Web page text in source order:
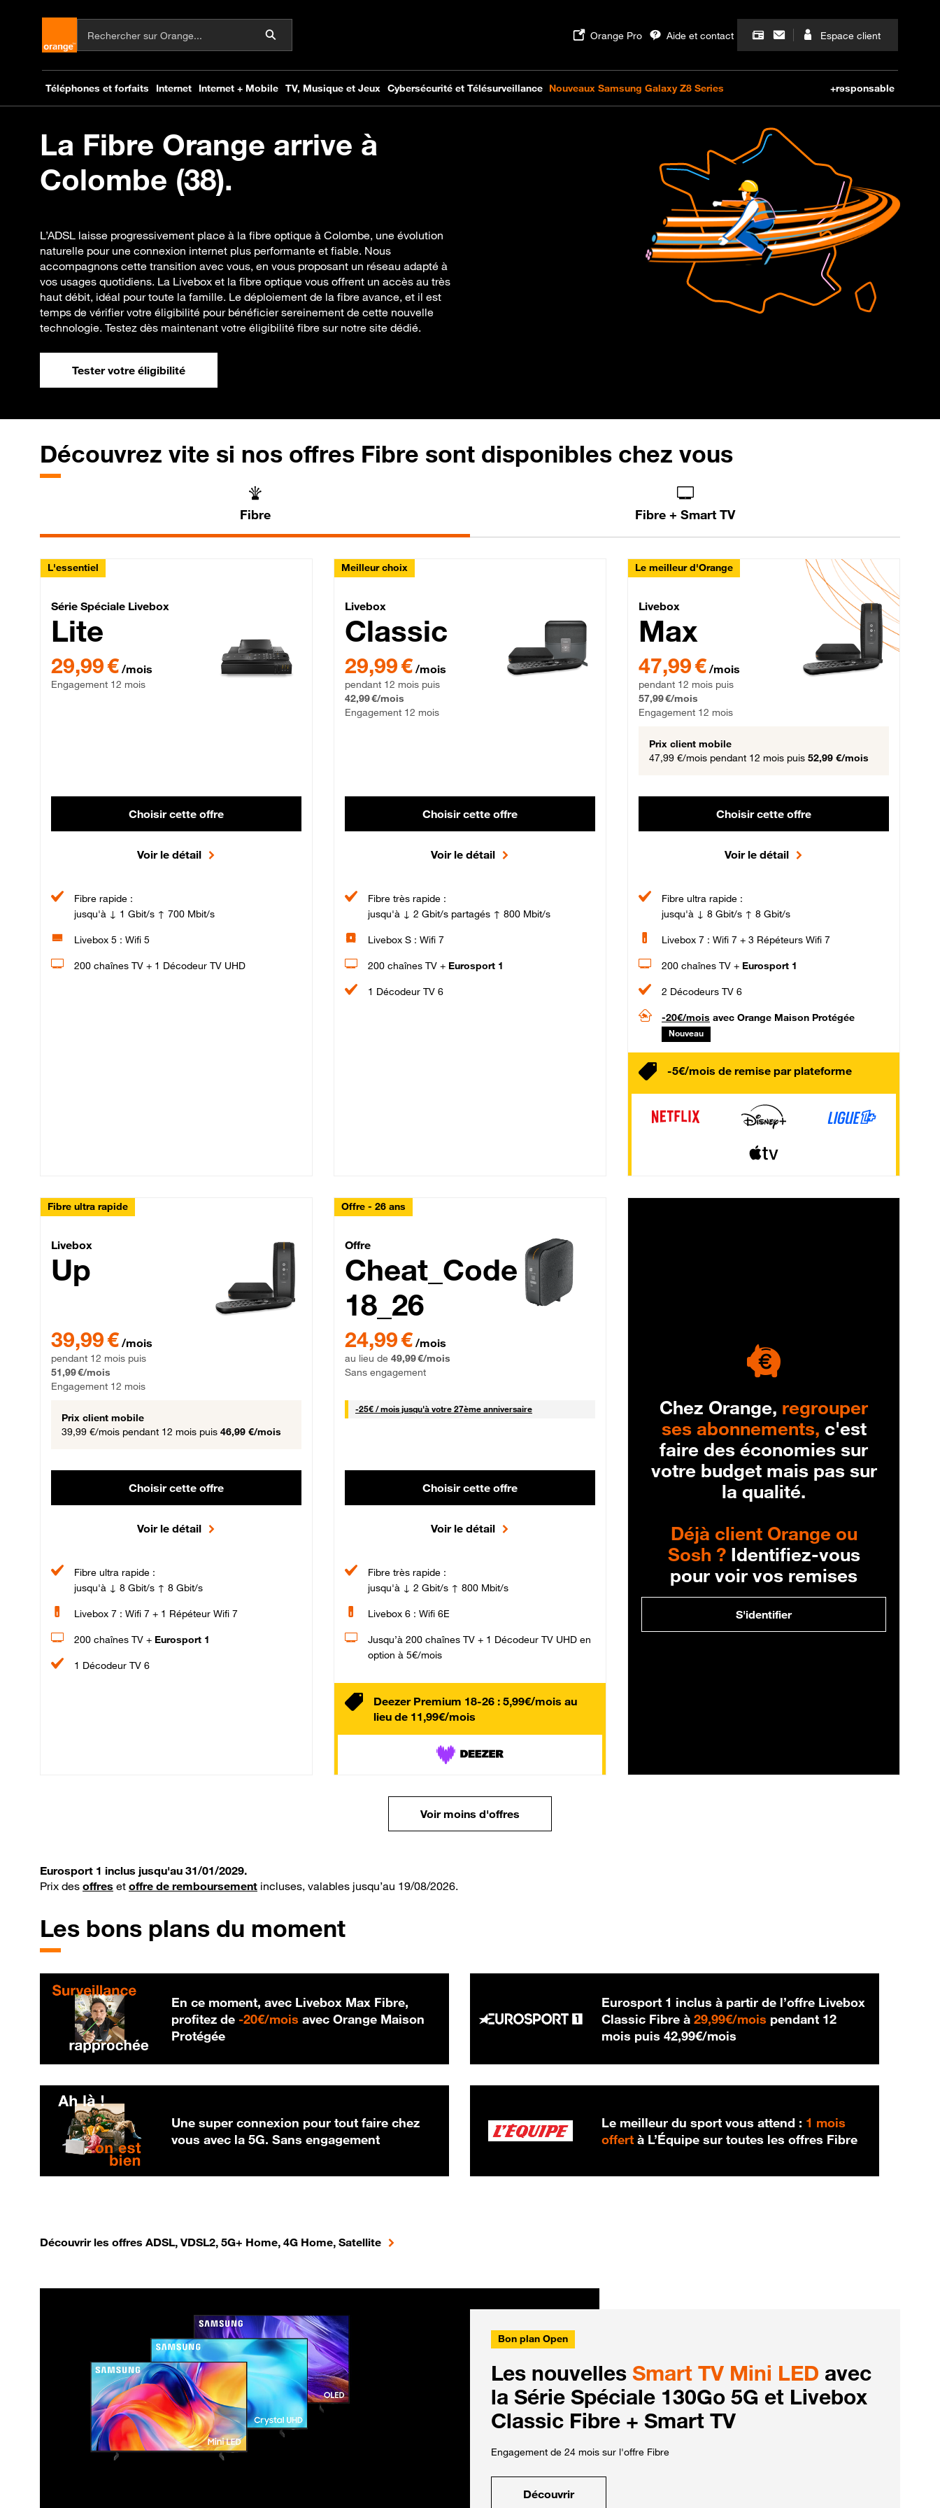
La Fibre Orange arrive à
Colombe (38).
L’ADSL laisse progressivement place à la fibre optique à Colombe, une évolution
naturelle pour une connexion internet plus performante et fiable. Nous
accompagnons cette transition avec vous, en vous proposant un réseau adapté à
vos usages quotidiens. La Livebox et la fibre optique vous offrent un accès au très
haut débit, idéal pour toute la famille. Le déploiement de la fibre avance, et il est
temps de vérifier votre éligibilité pour bénéficier sereinement de cette nouvelle
technologie. Testez dès maintenant votre éligibilité fibre sur notre site dédié.
Tester votre éligibilité
Découvrez vite si nos offres Fibre sont disponibles chez vous
Fibre Fibre + Smart TV
L'essentiel
Série Spéciale Livebox Lite Fibre
Série Spéciale Livebox
Lite
29,99 € par mois , Engagement 12 mois
29,99 € /mois
Engagement 12 mois
Choisir cette offre
Voir le détail
Fibre rapide :
jusqu'à ↓ 1 Gbit/s ↑ 700 Mbit/s
Livebox 5 : Wifi 5
200 chaînes TV + 1 Décodeur TV UHD
Meilleur choix
Livebox Classic Fibre
Livebox
Classic
29,99 € par mois pendant 12 mois puis 42,99 € par mois, Engagement 12 mois
29,99 € /mois
pendant 12 mois puis
42,99 €/mois
Engagement 12 mois
Choisir cette offre
Voir le détail
Fibre très rapide :
jusqu'à ↓ 2 Gbit/s partagés ↑ 800 Mbit/s
Livebox S : Wifi 7
200 chaînes TV + Eurosport 1
1 Décodeur TV 6
Le meilleur d'Orange
Livebox Max Fibre
Livebox
Max
47,99 € par mois pendant 12 mois puis 57,99 € par mois,
47,99 € /mois
pendant 12 mois puis
57,99 €/mois
Engagement 12 mois
Prix client mobile
47,99 €/mois pendant 12 mois puis 52,99 €/mois
Choisir cette offre
Voir le détail
Fibre ultra rapide :
jusqu'à ↓ 8 Gbit/s ↑ 8 Gbit/s
Livebox 7 : Wifi 7 + 3 Répéteurs Wifi 7
200 chaînes TV + Eurosport 1
2 Décodeurs TV 6
-20€/mois avec Orange Maison Protégée
Nouveau
-5€/mois de remise par plateforme
Fibre ultra rapide
Livebox Up Fibre
Livebox
Up
39,99 € /mois
pendant 12 mois puis
51,99 €/mois
Engagement 12 mois
Prix client mobile
39,99 €/mois pendant 12 mois puis 46,99 €/mois
Choisir cette offre
Voir le détail
Fibre ultra rapide :
jusqu'à ↓ 8 Gbit/s ↑ 8 Gbit/s
Livebox 7 : Wifi 7 + 1 Répéteur Wifi 7
200 chaînes TV + Eurosport 1
1 Décodeur TV 6
Offre - 26 ans
Cheat_Code Fibre_18_26
Offre
Cheat_Code
18_26
24,99 € /mois
au lieu de 49,99 €/mois
Sans engagement
-25€ / mois25 € par mois
jusqu'à votre 27ème anniversaire
Choisir cette offre
Voir le détail
Fibre très rapide :
jusqu'à ↓ 2 Gbit/s ↑ 800 Mbit/s
Livebox 6 : Wifi 6E
Jusqu’à 200 chaînes TV + 1 Décodeur TV UHD en
option à 5€/mois
Deezer Premium 18-26 : 5,99€/mois au
lieu de 11,99€/mois
Chez Orange, regrouper
ses abonnements, c'est
faire des économies sur
votre budget mais pas sur
la qualité.
Déjà client Orange ou
Sosh ?Identifiez-vous
pour voir vos remises
S'identifier
Voir moins d'offres
Eurosport 1 inclus jusqu'au 31/01/2029.
Prix des offres et offre de remboursement incluses, valables jusqu’au 19/08/2026.
Les bons plans du moment
En ce moment, avec Livebox Max Fibre,
profitez de -20€/mois 20 € par mois
avec Orange Maison
Protégée
Eurosport 1 inclus à partir de l’offre Livebox
Classic Fibre à29,99€/mois 29,99 € par mois
pendant 12
mois puis42,99€/mois
Une super connexion pour tout faire chez
vous avec la 5G. Sans engagement
Le meilleur du sport vous attend : 1 mois
offert à L’Équipe sur toutes les offres Fibre
Découvrir les offres ADSL, VDSL2, 5G+ Home, 4G Home, Satellite
Bon plan Open
Les nouvelles Smart TV Mini LED avec
la Série Spéciale 130Go 5G et Livebox
Classic Fibre + Smart TV
Engagement de 24 mois sur l'offre Fibre
Découvrir